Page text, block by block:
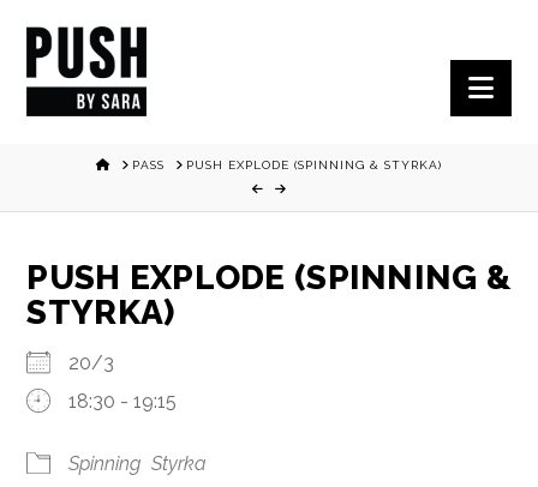
HOMEPASS PUSH EXPLODE (SPINNING & STYRKA)
PUSH EXPLODE (SPINNING &
STYRKA)
20/3
18:30 - 19:15
Spinning Styrka